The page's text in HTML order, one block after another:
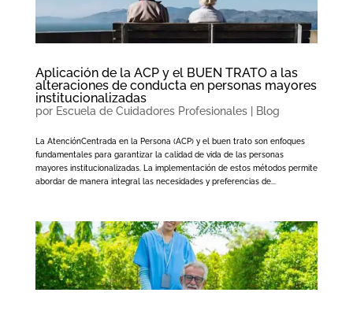
Aplicación de la ACP y el BUEN TRATO a las
alteraciones de conducta en personas mayores
institucionalizadas
por Escuela de Cuidadores Profesionales| Blog
La AtenciónCentrada en la Persona (ACP) y el buen trato son enfoques
fundamentales para garantizar la calidad de vida de las personas
mayores institucionalizadas. La implementación de estos métodos permite
abordar de manera integral las necesidades y preferencias de...